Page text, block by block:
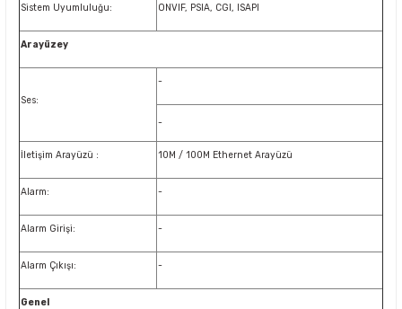
Sistem Uyumluluğu: ONVIF, PSIA, CGI, ISAPI
Arayüzey
Ses:
-
-
İletişim Arayüzü : 10M / 100M Ethernet Arayüzü
Alarm: -
Alarm Girişi: -
Alarm Çıkışı: -
Genel